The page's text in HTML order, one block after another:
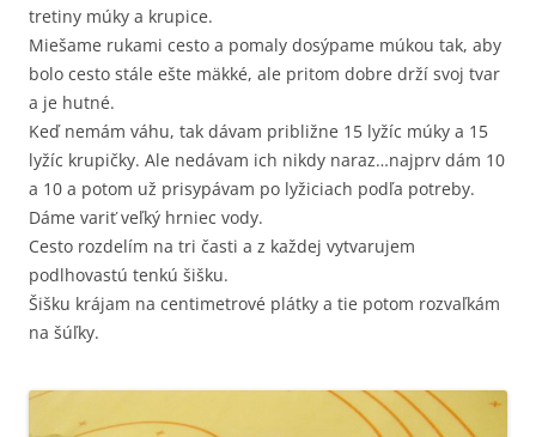
tretiny múky a krupice.
Miešame rukami cesto a pomaly dosýpame múkou tak, aby
bolo cesto stále ešte mäkké, ale pritom dobre drží svoj tvar
a je hutné.
Keď nemám váhu, tak dávam približne 15 lyžíc múky a 15
lyžíc krupičky. Ale nedávam ich nikdy naraz…najprv dám 10
a 10 a potom už prisypávam po lyžiciach podľa potreby.
Dáme variť veľký hrniec vody.
Cesto rozdelím na tri časti a z každej vytvarujem
podlhovastú tenkú šišku.
Šišku krájam na centimetrové plátky a tie potom rozvaľkám
na šúľky.